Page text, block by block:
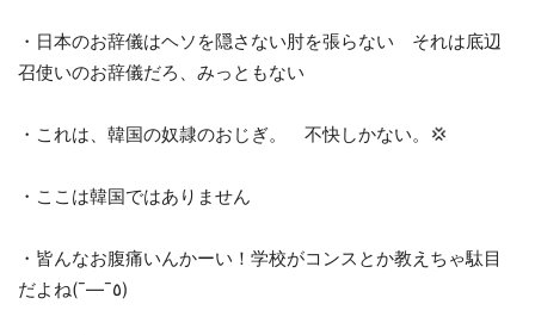
・日本のお辞儀はヘソを隠さない肘を張らない それは底辺
召使いのお辞儀だろ、みっともない
・これは、韓国の奴隷のおじぎ。 不快しかない。💢
・ここは韓国ではありません
・皆んなお腹痛いんかーい！学校がコンスとか教えちゃ駄目
だよね(¯―¯٥)